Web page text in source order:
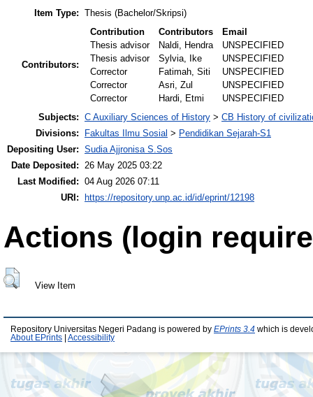
Item Type: Thesis (Bachelor/Skripsi)
Contributors:
Contribution Contributors
Email
Thesis advisor
Naldi, Hendra
UNSPECIFIED
Thesis advisor
Sylvia, Ike
UNSPECIFIED
Corrector
Fatimah, Siti
UNSPECIFIED
Corrector
Asri, Zul
UNSPECIFIED
Corrector
Hardi, Etmi
UNSPECIFIED
Subjects: C Auxiliary Sciences of History > CB History of
Divisions:
Fakultas Ilmu Sosial > Pendidikan Sejarah-S1
Depositing User: Sudia Ajjronisa S.Sos
Date Deposited: 26 May 2025 03:22
Last Modified: 04 Aug 2026 07:11
URI:
https://repository.unp.ac.id/id/eprint/12198
Actions (login
View Item
Repository Universitas Negeri Padang is powered by EPrints 3.4 which is
About EPrints
Accessibility